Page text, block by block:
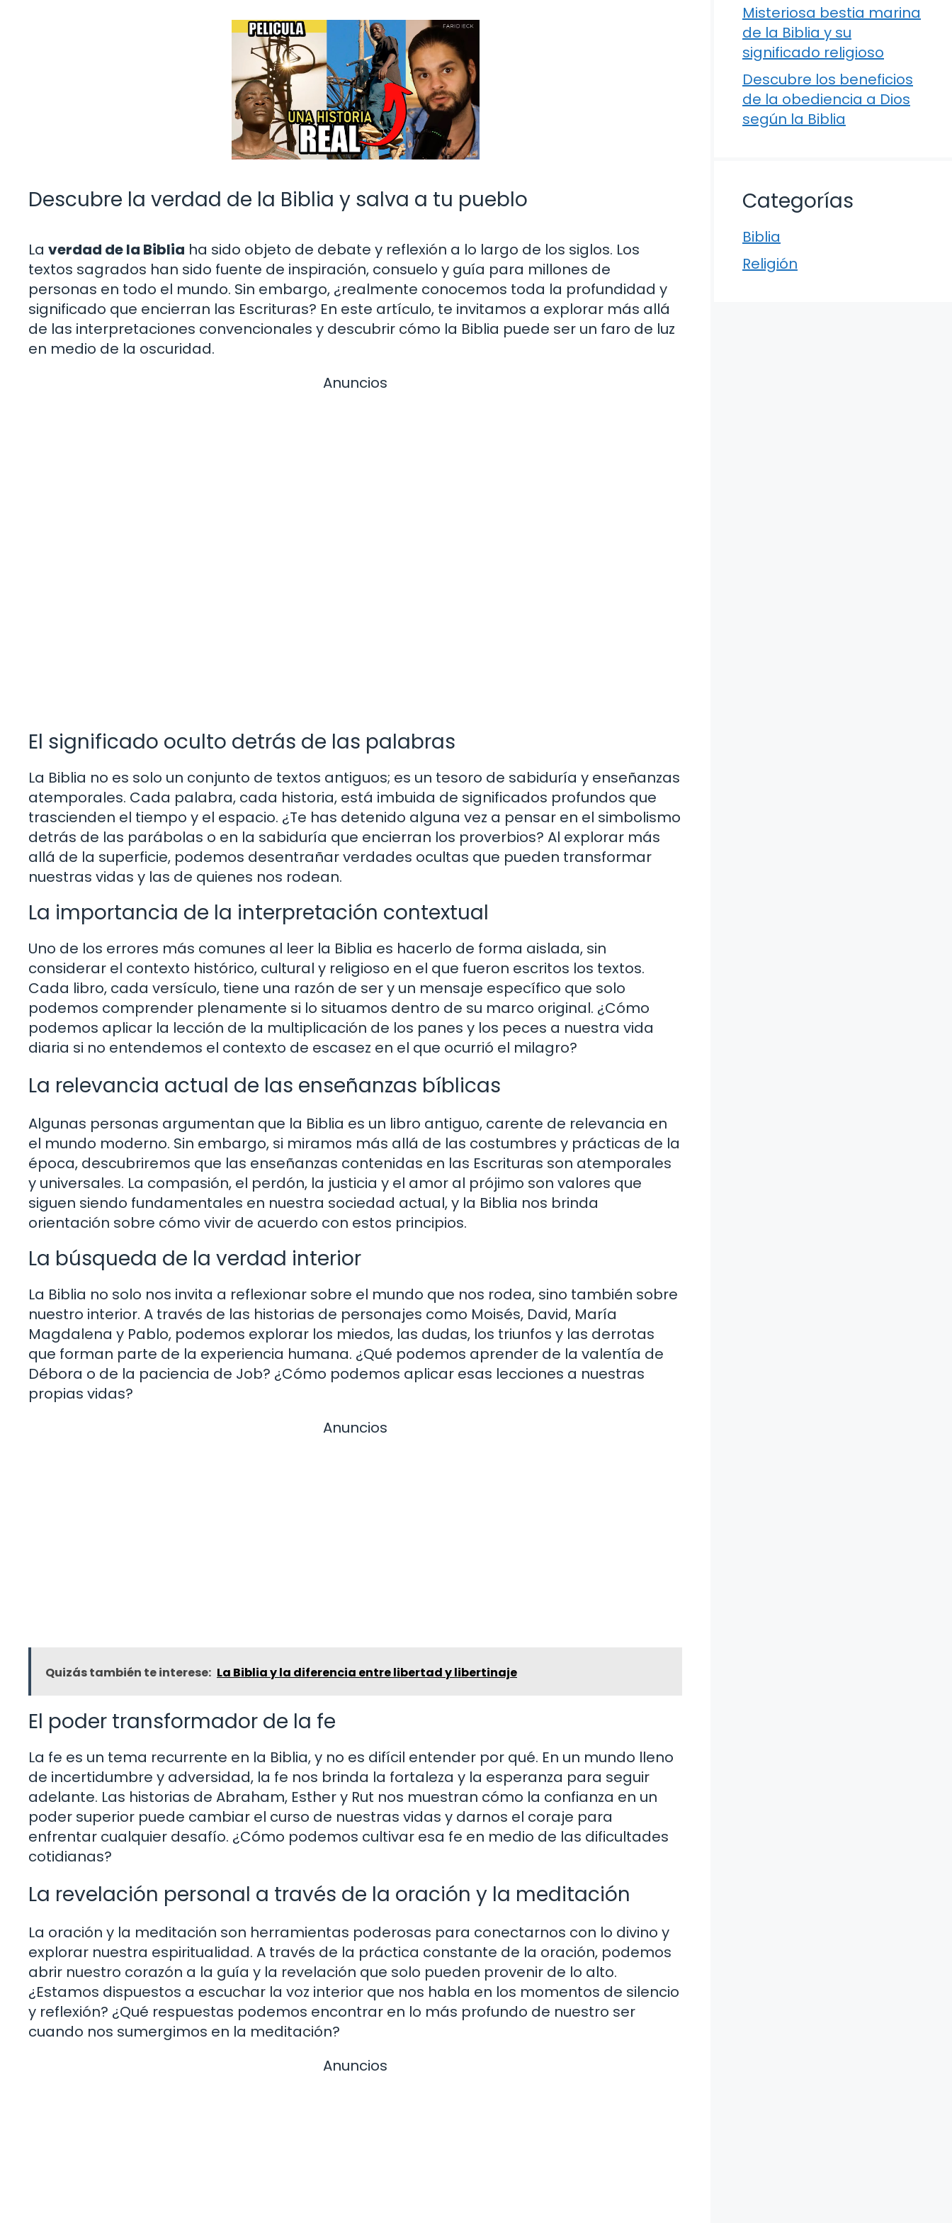
Descubre la verdad de la Biblia y salva a tu pueblo
La verdad de la Biblia ha sido objeto de debate y reflexión a lo largo de los siglos. Los
textos sagrados han sido fuente de inspiración, consuelo y guía para millones de
personas en todo el mundo. Sin embargo, ¿realmente conocemos toda la profundidad y
significado que encierran las Escrituras? En este artículo, te invitamos a explorar más allá
de las interpretaciones convencionales y descubrir cómo la Biblia puede ser un faro de luz
en medio de la oscuridad.
Anuncios
El significado oculto detrás de las palabras
La Biblia no es solo un conjunto de textos antiguos; es un tesoro de sabiduría y enseñanzas
atemporales. Cada palabra, cada historia, está imbuida de significados profundos que
trascienden el tiempo y el espacio. ¿Te has detenido alguna vez a pensar en el simbolismo
detrás de las parábolas o en la sabiduría que encierran los proverbios? Al explorar más
allá de la superficie, podemos desentrañar verdades ocultas que pueden transformar
nuestras vidas y las de quienes nos rodean.
La importancia de la interpretación contextual
Uno de los errores más comunes al leer la Biblia es hacerlo de forma aislada, sin
considerar el contexto histórico, cultural y religioso en el que fueron escritos los textos.
Cada libro, cada versículo, tiene una razón de ser y un mensaje específico que solo
podemos comprender plenamente si lo situamos dentro de su marco original. ¿Cómo
podemos aplicar la lección de la multiplicación de los panes y los peces a nuestra vida
diaria si no entendemos el contexto de escasez en el que ocurrió el milagro?
La relevancia actual de las enseñanzas bíblicas
Algunas personas argumentan que la Biblia es un libro antiguo, carente de relevancia en
el mundo moderno. Sin embargo, si miramos más allá de las costumbres y prácticas de la
época, descubriremos que las enseñanzas contenidas en las Escrituras son atemporales
y universales. La compasión, el perdón, la justicia y el amor al prójimo son valores que
siguen siendo fundamentales en nuestra sociedad actual, y la Biblia nos brinda
orientación sobre cómo vivir de acuerdo con estos principios.
La búsqueda de la verdad interior
La Biblia no solo nos invita a reflexionar sobre el mundo que nos rodea, sino también sobre
nuestro interior. A través de las historias de personajes como Moisés, David, María
Magdalena y Pablo, podemos explorar los miedos, las dudas, los triunfos y las derrotas
que forman parte de la experiencia humana. ¿Qué podemos aprender de la valentía de
Débora o de la paciencia de Job? ¿Cómo podemos aplicar esas lecciones a nuestras
propias vidas?
Anuncios
Quizás también te interese: La Biblia y la diferencia entre libertad y libertinaje
El poder transformador de la fe
La fe es un tema recurrente en la Biblia, y no es difícil entender por qué. En un mundo lleno
de incertidumbre y adversidad, la fe nos brinda la fortaleza y la esperanza para seguir
adelante. Las historias de Abraham, Esther y Rut nos muestran cómo la confianza en un
poder superior puede cambiar el curso de nuestras vidas y darnos el coraje para
enfrentar cualquier desafío. ¿Cómo podemos cultivar esa fe en medio de las dificultades
cotidianas?
La revelación personal a través de la oración y la meditación
La oración y la meditación son herramientas poderosas para conectarnos con lo divino y
explorar nuestra espiritualidad. A través de la práctica constante de la oración, podemos
abrir nuestro corazón a la guía y la revelación que solo pueden provenir de lo alto.
¿Estamos dispuestos a escuchar la voz interior que nos habla en los momentos de silencio
y reflexión? ¿Qué respuestas podemos encontrar en lo más profundo de nuestro ser
cuando nos sumergimos en la meditación?
Anuncios
Misteriosa bestia marina
de la Biblia y su
significado religioso
Descubre los beneficios
de la obediencia a Dios
según la Biblia
Categorías
Biblia
Religión